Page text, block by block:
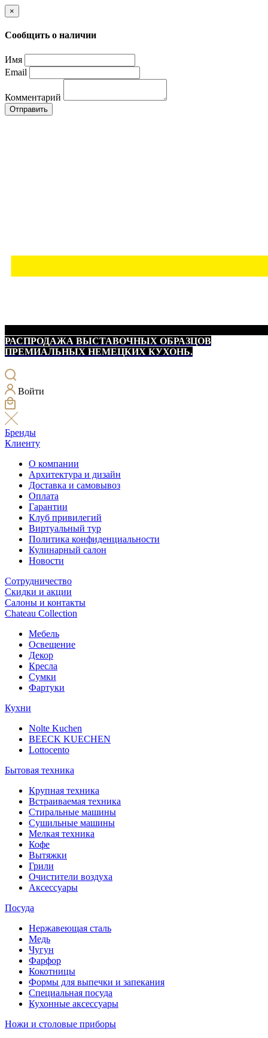
×
Сообщить о наличии
Имя
Email
Комментарий
Отправить
РАСПРОДАЖА ВЫСТАВОЧНЫХ ОБРАЗЦОВ
ПРЕМИАЛЬНЫХ НЕМЕЦКИХ КУХОНЬ.
Войти
Бренды
Клиенту
О компании
Архитектура и дизайн
Доставка и самовывоз
Оплата
Гарантии
Клуб привилегий
Виртуальный тур
Политика конфиденциальности
Кулинарный салон
Новости
Сотрудничество
Скидки и акции
Салоны и контакты
Chateau Collection
Мебель
Освещение
Декор
Кресла
Сумки
Фартуки
Кухни
Nolte Kuchen
BEECK KUECHEN
Lottocento
Бытовая техника
Крупная техника
Встраиваемая техника
Стиральные машины
Сушильные машины
Мелкая техника
Кофе
Вытяжки
Грили
Очистители воздуха
Аксессуары
Посуда
Нержавеющая сталь
Медь
Чугун
Фарфор
Кокотницы
Формы для выпечки и запекания
Специальная посуда
Кухонные аксессуары
Ножи и столовые приборы